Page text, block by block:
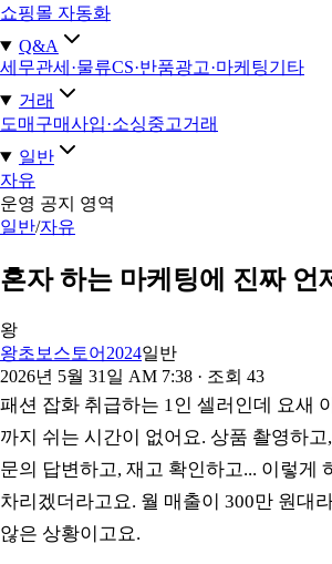
쇼핑몰 자동화
Q&A
세무관세·물류CS·반품광고·마케팅기타
거래
도매구매사입·소싱중고거래
일반
자유
운영 공지 영역
일반/자유
혼자 하는 마케팅에 진짜 언
왕
왕초보스토어2024일반
2026년 5월 31일 AM 7:38 · 조회 43
패션 잡화 취급하는 1인 셀러인데 요새
까지 쉬는 시간이 없어요. 상품 촬영하고
문의 답변하고, 재고 확인하고... 이렇게
차리겠더라고요. 월 매출이 300만 원대
않은 상황이고요.